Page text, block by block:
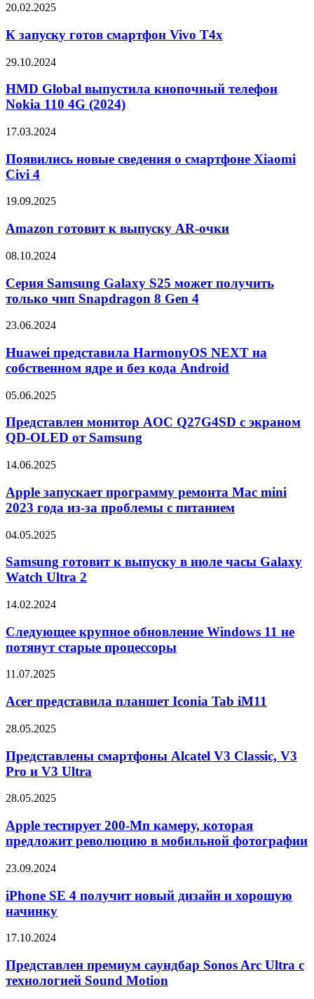
Samsung
с
дюймовым
экраном
К
готов
смартфон
Vivo
T4x
20.02.2025
К запуску готов смартфон Vivo T4x
HMD
выпустила
кнопочный
телефон
110
(2024)
29.10.2024
HMD Global выпустила кнопочный телефон
Nokia 110 4G (2024)
Появились
сведения
о
смартфоне
Civi
17.03.2024
Появились новые сведения о смартфоне Xiaomi
Civi 4
Amazon
к
выпуску
AR-
очки
19.09.2025
Amazon готовит к выпуску AR-очки
Серия
Galaxy
S25
может
только
Snapdragon
8
4
08.10.2024
Серия Samsung Galaxy S25 может получить
только чип Snapdragon 8 Gen 4
Huawei
HarmonyOS
NEXT
на
ядре
без
кода
23.06.2024
Huawei представила HarmonyOS NEXT на
собственном ядре и без кода Android
Представлен
AOC
Q27G4SD
с
QD-
от
Samsung
05.06.2025
Представлен монитор AOC Q27G4SD с экраном
QD-OLED от Samsung
Apple
программу
ремонта
Mac
2023
из-
за
с
14.06.2025
Apple запускает программу ремонта Mac mini
2023 года из-за проблемы с питанием
Samsung
к
выпуску
в
часы
Watch
Ultra
04.05.2025
Samsung готовит к выпуску в июле часы Galaxy
Watch Ultra 2
Следующее
обновление
Windows
11
потянут
процессоры
14.02.2024
Следующее крупное обновление Windows 11 не
потянут старые процессоры
Acer
планшет
Tab
11.07.2025
Acer представила планшет Iconia Tab iM11
Представлены
Alcatel
V3
Classic,
Pro
V3
Ultra
28.05.2025
Представлены смартфоны Alcatel V3 Classic, V3
Pro и V3 Ultra
Apple
200-
Мп
камеру,
предложит
в
мобильной
28.05.2025
Apple тестирует 200-Мп камеру, которая
предложит революцию в мобильной фотографии
iPhone
4
получит
новый
и
начинку
23.09.2024
iPhone SE 4 получит новый дизайн и хорошую
начинку
Представлен
саундбар
Sonos
Arc
17.10.2024
Представлен премиум саундбар Sonos Arc Ultra с
технологией Sound Motion